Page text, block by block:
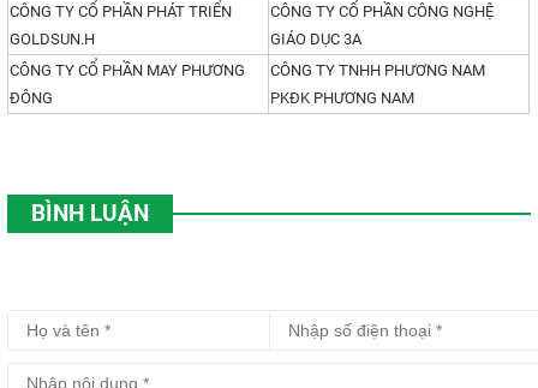
CÔNG TY CỔ PHẦN PHÁT TRIỂN
GOLDSUN.H
CÔNG TY CỔ PHẦN CÔNG NGHỆ
GIÁO DỤC 3A
CÔNG TY CỔ PHẦN MAY PHƯƠNG
ĐÔNG
CÔNG TY TNHH PHƯƠNG NAM
PKĐK PHƯƠNG NAM
BÌNH LUẬN